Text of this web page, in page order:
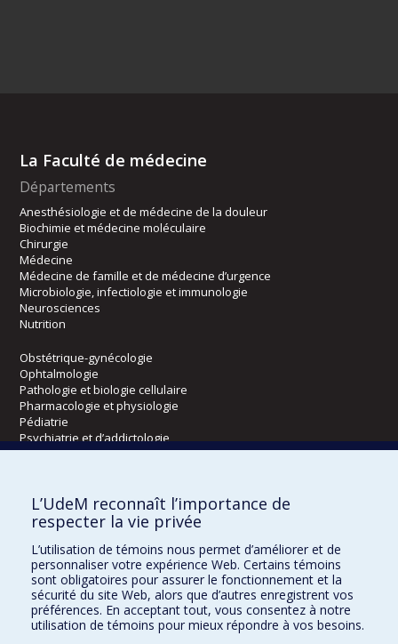
La Faculté de médecine
Départements
Anesthésiologie et de médecine de la douleur
Biochimie et médecine moléculaire
Chirurgie
Médecine
Médecine de famille et de médecine d’urgence
Microbiologie, infectiologie et immunologie
Neurosciences
Nutrition
Obstétrique-gynécologie
Ophtalmologie
Pathologie et biologie cellulaire
Pharmacologie et physiologie
Pédiatrie
Psychiatrie et d’addictologie
Radiologie, radio-oncologie et médecine nucléaire
Écoles
Orthophonie et audiologie
Réadaptation
Directions
L’UdeM reconnaît l’importance de
respecter la vie privée
L’utilisation de témoins nous permet d’améliorer et de
personnaliser votre expérience Web. Certains témoins
sont obligatoires pour assurer le fonctionnement et la
sécurité du site Web, alors que d’autres enregistrent vos
préférences. En acceptant tout, vous consentez à notre
utilisation de témoins pour mieux répondre à vos besoins.